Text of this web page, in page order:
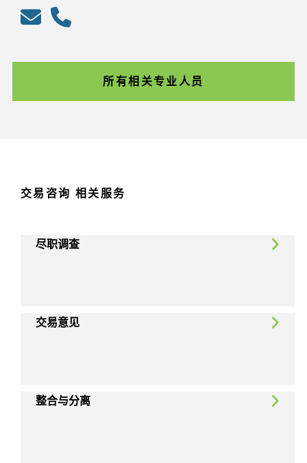
所有相关专业人员
交易咨询 相关服务
尽职调查
交易意见
整合与分离